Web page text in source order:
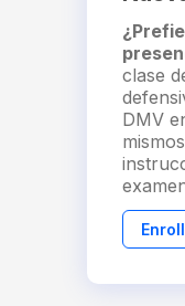
clase
DMV